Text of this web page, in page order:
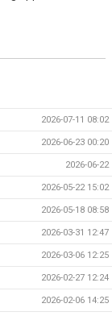
2026-07-11 08:02
2026-06-23 00:20
2026-06-22
2026-05-22 15:02
2026-05-18 08:58
2026-03-31 12:47
2026-03-06 12:25
2026-02-27 12:24
2026-02-06 14:25